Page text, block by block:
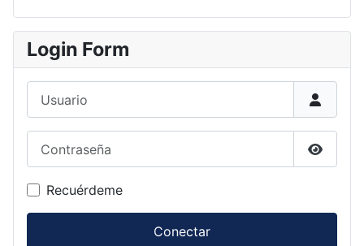
Login Form
Recuérdeme
Conectar